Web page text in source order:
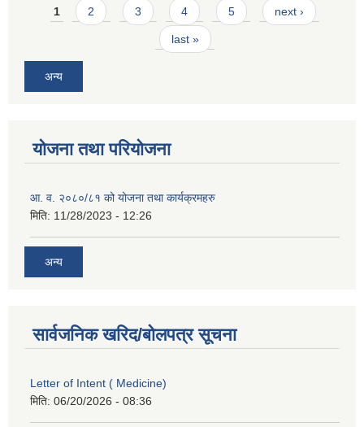
Pages
1 2 3 4 5 next ›
last »
अन्य
योजना तथा परियोजना
आ. व. २०८०/८१ को योजना तथा कार्यक्रमहरु
मिति: 11/28/2023 - 12:26
अन्य
सार्वजनिक खरिद/बोलपत्र सूचना
Letter of Intent ( Medicine)
मिति: 06/20/2026 - 08:36